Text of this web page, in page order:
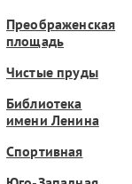
Преображенская
площадь
Чистые пруды
Библиотека
имени Ленина
Спортивная